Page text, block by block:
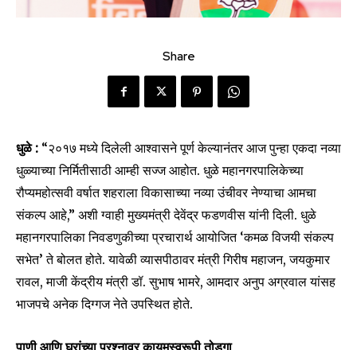
Share
धुळे : “२०१७ मध्ये दिलेली आश्वासने पूर्ण केल्यानंतर आज पुन्हा एकदा नव्या
धुळ्याच्या निर्मितीसाठी आम्ही सज्ज आहोत. धुळे महानगरपालिकेच्या
रौप्यमहोत्सवी वर्षात शहराला विकासाच्या नव्या उंचीवर नेण्याचा आमचा
संकल्प आहे,” अशी ग्वाही मुख्यमंत्री देवेंद्र फडणवीस यांनी दिली. धुळे
महानगरपालिका निवडणुकीच्या प्रचारार्थ आयोजित ‘कमळ विजयी संकल्प
सभेत’ ते बोलत होते. यावेळी व्यासपीठावर मंत्री गिरीष महाजन, जयकुमार
रावल, माजी केंद्रीय मंत्री डॉ. सुभाष भामरे, आमदार अनुप अग्रवाल यांसह
भाजपचे अनेक दिग्गज नेते उपस्थित होते.